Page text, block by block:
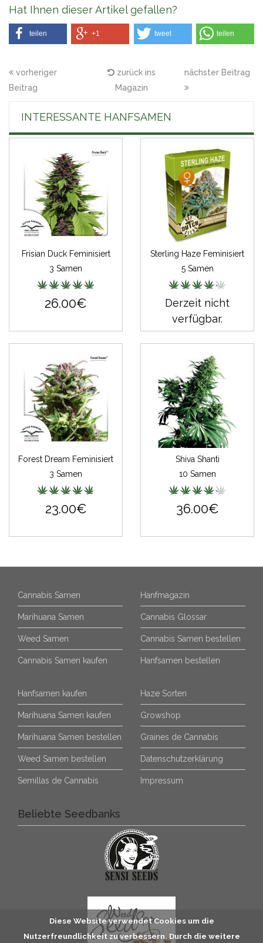
Hat Ihnen dieser Artikel gefallen?
teilen +1 tweet teilen
vorheriger
Beitrag
zurück ins
Magazin
nächster Beitrag
INTERESSANTE HANFSAMEN
Frisian Duck Feminisiert
3 Samen
26.00€
Sterling Haze Feminisiert
5 Samen
Derzeit nicht
verfügbar.
Forest Dream Feminisiert
3 Samen
23.00€
Shiva Shanti
10 Samen
36.00€
Cannabis Samen
Marihuana Samen
Weed Samen
Cannabis Samen kaufen
Hanfmagazin
Cannabis Glossar
Cannabis Samen bestellen
Hanfsamen bestellen
Hanfsamen kaufen
Marihuana Samen kaufen
Marihuana Samen bestellen
Weed Samen bestellen
Semillas de Cannabis
Haze Sorten
Growshop
Graines de Cannabis
Datenschutzerklärung
Impressum
Beliebte Seedbanks
Diese Website verwendet Cookies um die
Nutzerfreundlichkeit zu verbessern. Durch die weitere